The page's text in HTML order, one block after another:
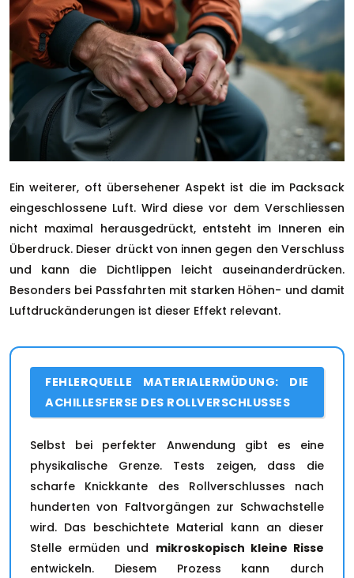
Ein weiterer, oft übersehener Aspekt ist die im Packsack
eingeschlossene Luft. Wird diese vor dem Verschliessen
nicht maximal herausgedrückt, entsteht im Inneren ein
Überdruck. Dieser drückt von innen gegen den Verschluss
und kann die Dichtlippen leicht auseinanderdrücken.
Besonders bei Passfahrten mit starken Höhen- und damit
Luftdruckänderungen ist dieser Effekt relevant.
FEHLERQUELLE MATERIALERMÜDUNG: DIE
ACHILLESFERSE DES ROLLVERSCHLUSSES
Selbst bei perfekter Anwendung gibt es eine
physikalische Grenze. Tests zeigen, dass die
scharfe Knickkante des Rollverschlusses nach
hunderten von Faltvorgängen zur Schwachstelle
wird. Das beschichtete Material kann an dieser
Stelle ermüden und mikroskopisch kleine Risse
entwickeln. Diesem Prozess kann durch